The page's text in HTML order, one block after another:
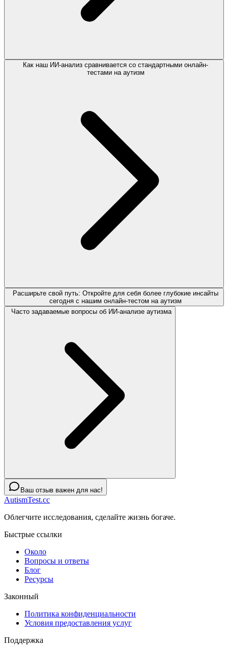
Как наш ИИ-анализ сравнивается со стандартными онлайн-
тестами на аутизм
Расширьте свой путь: Откройте для себя более глубокие инсайты
сегодня с нашим онлайн-тестом на аутизм
Часто задаваемые вопросы об ИИ-анализе аутизма
Ваш отзыв важен для нас!
AutismTest.cc
Облегчите исследования, сделайте жизнь богаче.
Быстрые ссылки
Около
Вопросы и ответы
Блог
Ресурсы
Законный
Политика конфиденциальности
Условия предоставления услуг
Поддержка